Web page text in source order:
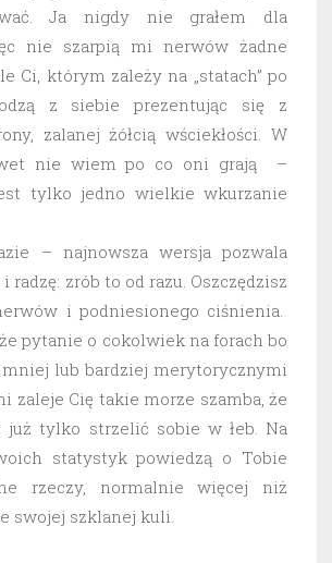
Ja nigdy nie grałem dla
nie szarpią mi nerwów żadne
Ci, którym zależy na „statach” po
z siebie prezentując się z
zalanej żółcią wściekłości. W
nie wiem po co oni grają –
tylko jedno wielkie wkurzanie
– najnowsza wersja pozwala
radzę: zrób to od razu. Oszczędzisz
i podniesionego ciśnienia.
pytanie o cokolwiek na forach bo
lub bardziej merytorycznymi
zaleje Cię takie morze szamba, że
już tylko strzelić sobie w łeb. Na
statystyk powiedzą o Tobie
rzeczy, normalnie więcej niż
swojej szklanej kuli.